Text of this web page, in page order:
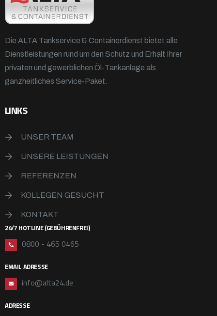
Die ALTA Tankservice & Containerdienst bietet alle
Dienstleistungen rund um den Schutz und Erhalt Ihrer
privaten und gewerblichen Öl-Tankanlage als
ganzheitliches Service-Paket.
LINKS
UNSER TEAM
UNSERE LEISTUNGEN
REFERENZEN
KOLLEGEN GESUCHT
KONTAKT
24/7 HOTLINE (GEBÜHRENFREI)
0800 - 465 0465
EMAIL ADRESSE
info@alta24.de
ADRESSE